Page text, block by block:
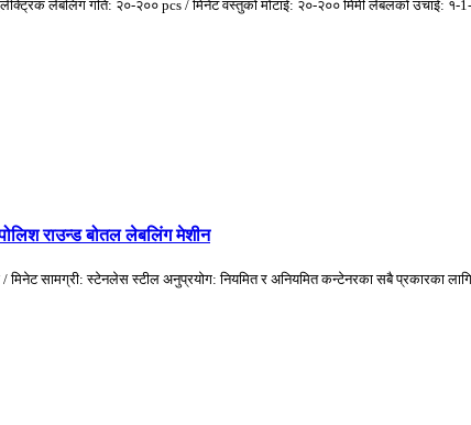
लेबलिंग गति: २०-२०० pcs / मिनेट वस्तुको मोटाई: २०-२०० मिमी लेबलको उचाई:
राउन्ड बोतल लेबलिंग मेशीन
मिनेट सामग्री: स्टेनलेस स्टील अनुप्रयोग: नियमित र अनियमित कन्टेनरका सबै प्रकारका